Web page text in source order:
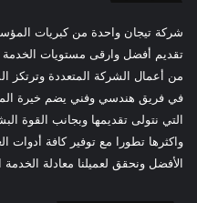
شركة تيجان واحدة من كبريات
تقديم أفضل وارقى مستويات الخدمة
من أعمال الشركة المتعددة وترتكز
في فريق هندسي وفني يضم خيرة
التي نتولى تقديمها وبجانب القوة
واكثرها تطورا مع توفير كافة أدوات
الأفضل ونحقق لعميلنا معادلة الخدمة